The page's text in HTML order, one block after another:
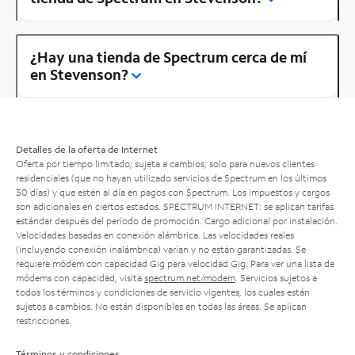
¿Hay una tienda de Spectrum cerca de mí
en Stevenson?
Detalles de la oferta de Internet
Oferta por tiempo limitado; sujeta a cambios; solo para nuevos clientes
residenciales (que no hayan utilizado servicios de Spectrum en los últimos
30 días) y que estén al día en pagos con Spectrum. Los impuestos y cargos
son adicionales en ciertos estados. SPECTRUM INTERNET: se aplican tarifas
estándar después del período de promoción. Cargo adicional por instalación.
Velocidades basadas en conexión alámbrica. Las velocidades reales
(incluyendo conexión inalámbrica) varían y no están garantizadas. Se
requiere módem con capacidad Gig para velocidad Gig. Para ver una lista de
módems con capacidad, visita spectrum.net/modem . Servicios sujetos a
todos los términos y condiciones de servicio vigentes, los cuales están
sujetos a cambios. No están disponibles en todas las áreas. Se aplican
restricciones.